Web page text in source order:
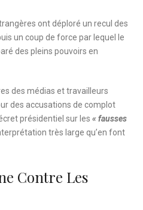
ont déploré un recul des
un coup de force par lequel le
des pleins pouvoirs en
des médias et travailleurs
des accusations de complot
présidentiel sur les « fausses
très large qu’en font
Contre Les